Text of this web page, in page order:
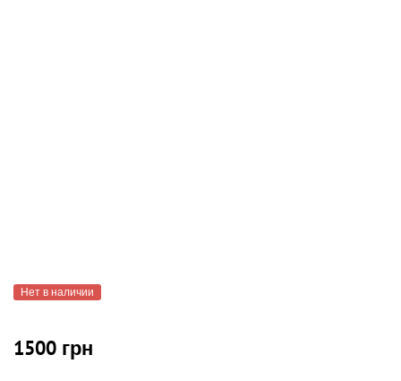
Нет в наличии
1500 грн